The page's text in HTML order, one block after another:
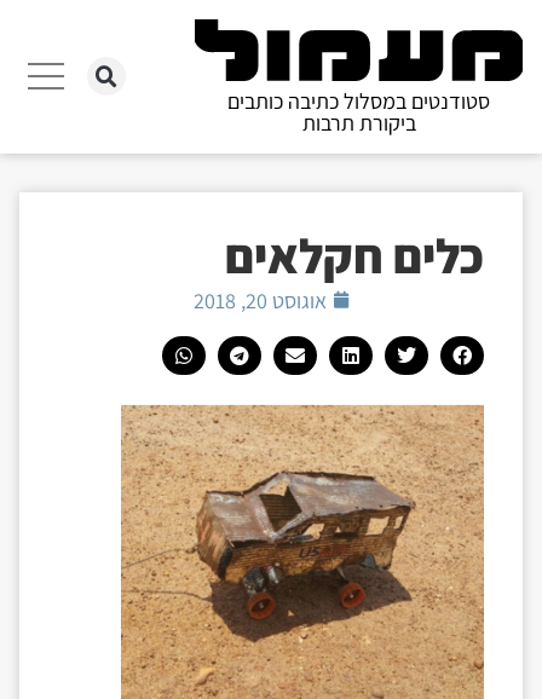
סטודנטים במסלול כתיבה כותבים
ביקורת תרבות
כלים חקלאים
אוגוסט 20, 2018